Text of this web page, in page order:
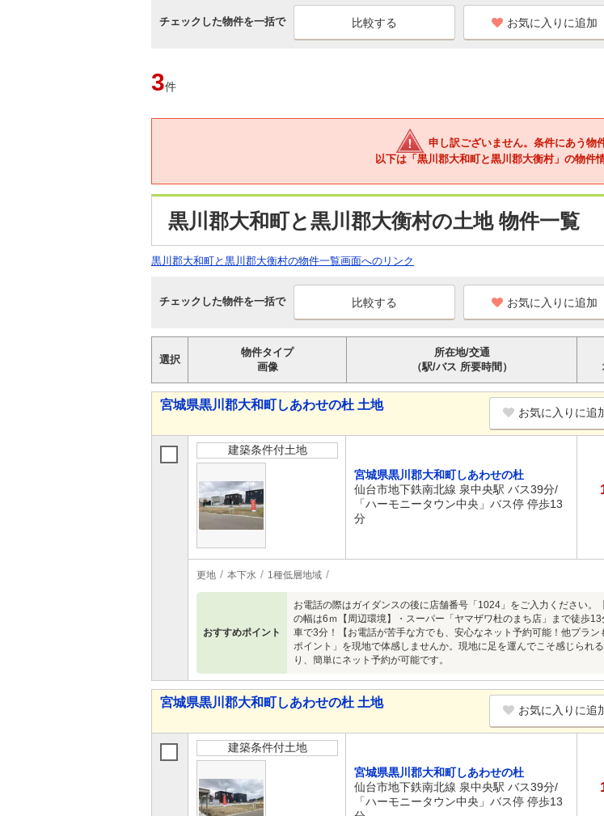
チェックした物件を一括で お気に入りに追加
3件
申し訳ございません。条件にあう物
以下は「黒川郡大和町と黒川郡大衡村」の物件
黒川郡大和町と黒川郡大衡村の土地 物件一覧
黒川郡大和町と黒川郡大衡村の物件一覧画面へのリンク
チェックした物件を一括で お気に入りに追加
選択
物件タイプ
画像
所在地/交通
（駅/バス 所要時間）
宮城県黒川郡大和町しあわせの杜 土地
お気に入りに追
建築条件付土地
宮城県黒川郡大和町しあわせの杜
仙台市地下鉄南北線 泉中央駅 バス39分/
「ハーモニータウン中央」バス停 停歩13
分
更地 本下水 1種低層地域
おすすめポイント
お電話の際はガイダンスの後に店舗番号「1024」をご入力ください
の幅は6ｍ【周辺環境】・スーパー「ヤマザワ杜のまち店」まで徒歩
車で3分！【お電話が苦手な方でも、安心なネット予約可能！他プラ
ポイント」を現地で体感しませんか。現地に足を運んでこそ感じられ
り、簡単にネット予約が可能です。
宮城県黒川郡大和町しあわせの杜 土地
お気に入りに追
建築条件付土地
宮城県黒川郡大和町しあわせの杜
仙台市地下鉄南北線 泉中央駅 バス39分/
「ハーモニータウン中央」バス停 停歩13